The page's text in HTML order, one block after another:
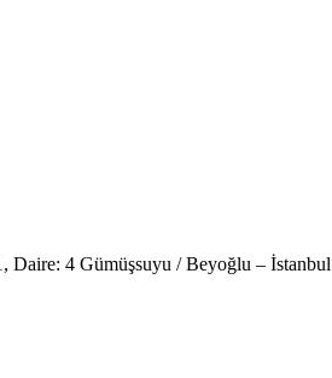
Daire: 4 Gümüşsuyu / Beyoğlu – İstanbul